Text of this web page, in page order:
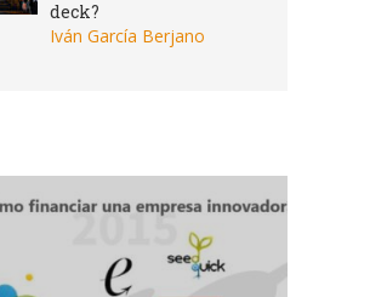
deck?
Iván García Berjano